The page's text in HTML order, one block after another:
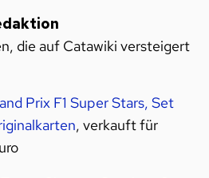
die auf Catawiki versteigert
Prix F1 Super Stars, Set
, verkauft für